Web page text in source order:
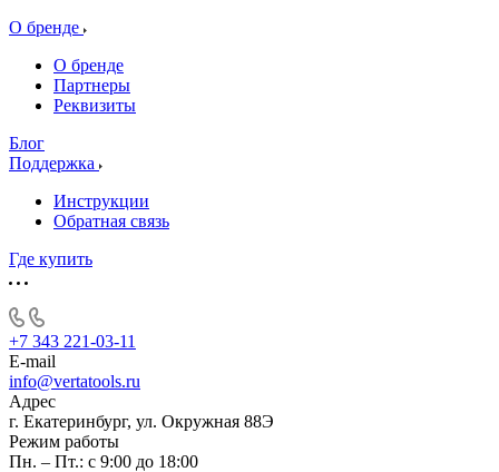
О бренде
О бренде
Партнеры
Реквизиты
Блог
Поддержка
Инструкции
Обратная связь
Где купить
+7 343 221-03-11
E-mail
info@vertatools.ru
Адрес
г. Екатеринбург, ул. Окружная 88Э
Режим работы
Пн. – Пт.: с 9:00 до 18:00